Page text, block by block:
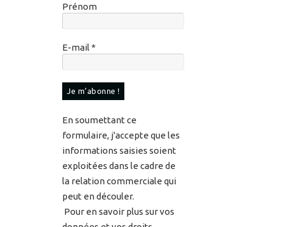
E-mail*
En soumettant ce
formulaire, j'accepte que les
exploitées dans le cadre de
peut en découler.
Pour en savoir plus sur vos
données et vos droits,
veuillez consulter
notre Politique de